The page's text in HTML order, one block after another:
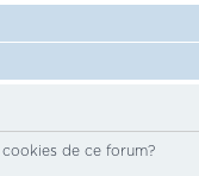
de ce forum?